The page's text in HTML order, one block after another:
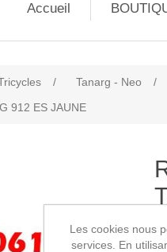
Accueil
/ Tanarg - Neo /
912 ES JAUNE
Les cookies nous
services. En